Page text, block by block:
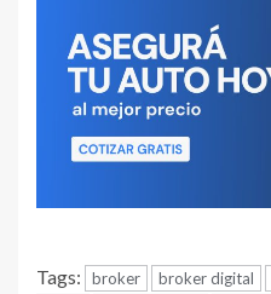
Tags: broker broker digital